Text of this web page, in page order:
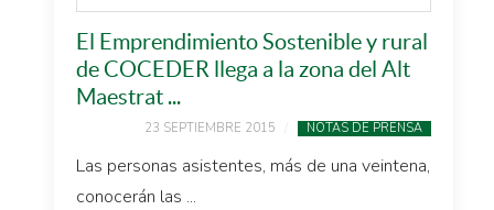
El Emprendimiento Sostenible y rural
de COCEDER llega a la zona del Alt
Maestrat ...
23 SEPTIEMBRE 2015 NOTAS DE PRENSA
Las personas asistentes, más de una veintena,
conocerán las ...